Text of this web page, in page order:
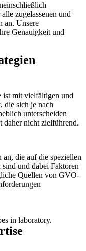
zugelassenen und
an. Unsere
Genauigkeit und
ist mit vielfältigen und
die sich je nach
unterscheiden
daher nicht zielführend.
an, die auf die speziellen
und dabei Faktoren
Quellen von GVO-